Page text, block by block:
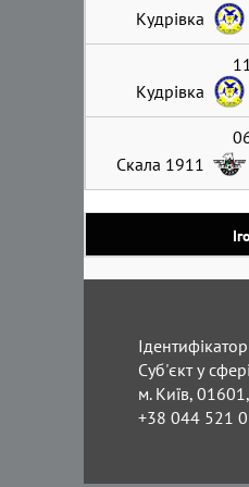
Кудрівка
Кудрівка
Скала 1911
Суб'єкт у
м. Київ,
+38 044 521